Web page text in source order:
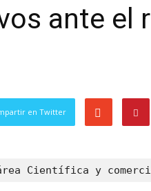
ante el
en Twitter
Científica y